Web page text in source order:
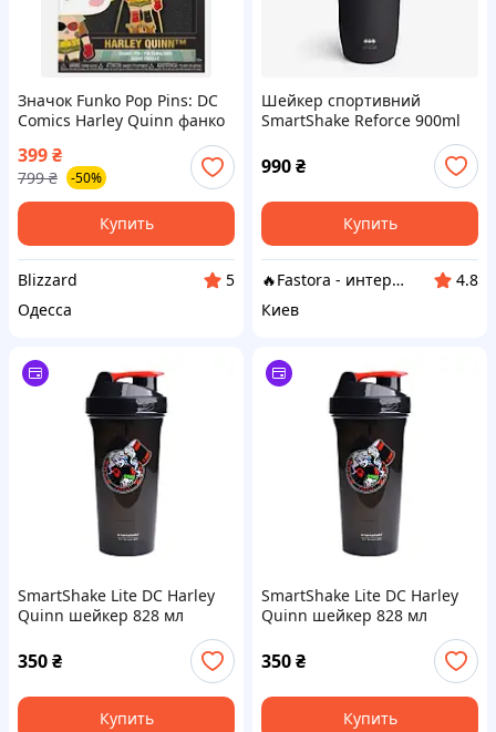
Значок Funko Pop Pins: DC
Comics Harley Quinn фанко
399₴
799 ₴ -50%
Купить
Blizzard
5
Одесса
Шейкер спортивний
SmartShake Reforce 900ml
990₴
Купить
🔥Fastora - интернет-магазин
4.8
Киев
SmartShake Lite DC Harley
Quinn шейкер 828 мл
350₴
Купить
SmartShake Lite DC Harley
Quinn шейкер 828 мл
350₴
Купить